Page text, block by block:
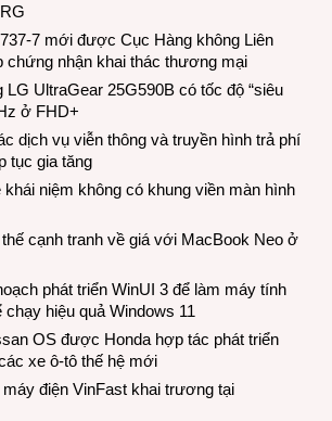
7 mới được Cục Hàng không Liên
chứng nhận khai thác thương mại
LG UltraGear 25G590B có tốc độ “siêu
ở FHD+
dịch vụ viễn thông và truyền hình trả phí
tục gia tăng
khái niệm không có khung viền màn hình
cạnh tranh về giá với MacBook Neo ở
phát triển WinUI 3 để làm máy tính
hiệu quả Windows 11
OS được Honda hợp tác phát triển
xe ô-tô thế hệ mới
điện VinFast khai trương tại